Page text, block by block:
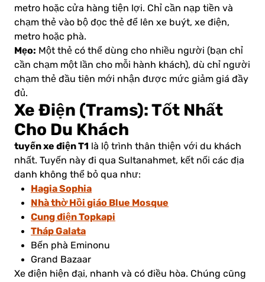
metro hoặc cửa hàng tiện lợi. Chỉ cần nạp tiền và
chạm thẻ vào bộ đọc thẻ để lên xe buýt, xe điện,
metro hoặc phà.
Mẹo: Một thẻ có thể dùng cho nhiều người (bạn chỉ
cần chạm một lần cho mỗi hành khách), dù chỉ người
chạm thẻ đầu tiên mới nhận được mức giảm giá đầy
đủ.
Xe Điện (Trams): Tốt Nhất
Cho Du Khách
tuyến xe điện T1 là lộ trình thân thiện với du khách
nhất. Tuyến này đi qua Sultanahmet, kết nối các địa
danh không thể bỏ qua như:
Hagia Sophia
Nhà thờ Hồi giáo Blue Mosque
Cung điện Topkapi
Tháp Galata
Bến phà Eminonu
Grand Bazaar
Xe điện hiện đại, nhanh và có điều hòa. Chúng cũng